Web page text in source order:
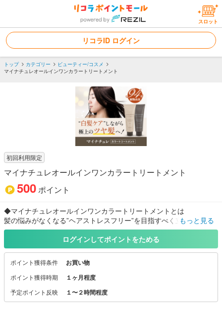
スロット
リコラID ログイン
トップ カテゴリー
ビューティー/コスメ
マイナチュレオールインワンカラートリートメント
初回利用限定
マイナチュレオールインワンカラートリートメント
500ポイント
◆マイナチュレオールインワンカラートリートメントとは
髪の悩みがなくなる”ヘアストレスフリー”を目指すべく立ち上がった
マイナチュレブランドより、白髪にお悩みの女性のためのカラート
リートメントです。
髪のキューティクルを破壊して、毛髪内部から直接染め上げるヘア
カラーは、1回で染まるメリットはあるものの、髪へのダメージが大
きくなります。
だからこそマイナチュレでは、ヘアカラーではなく、「染まり」と
販売しています。
もっと見る
ログインしてポイントをためる
ポイント獲得条件 お買い物
ポイント獲得時期 １ヶ月程度
予定ポイント反映 １〜２時間程度